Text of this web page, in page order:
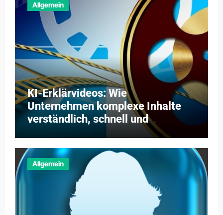
Allgemein
KI-Erklärvideos: Wie
Unternehmen komplexe Inhalte
verständlich, schnell und
kosteneffizient vermitteln
Allgemein